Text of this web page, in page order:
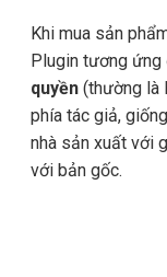
Khi mua sản
Plugin tương ứng
quyền (thường là
phía tác giả,
nhà sản xuất với
với bản gốc.